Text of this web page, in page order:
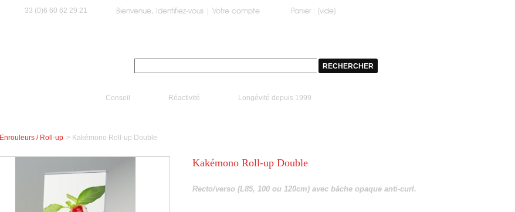
33 (0)6 60 62 29 21 Panier : (vide)
Bienvenue, Identifiez-vous Votre compte
Conseil Réactivité Longévité depuis 1999
Enrouleurs / Roll-up > Kakémono Roll-up Double
Kakémono Roll-up Double
Recto/verso (L85, 100 ou 120cm) avec bâche opaque anti-curl.